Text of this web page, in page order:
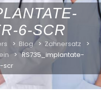
6-SCR
> Blog > Zahnersatz
>
> RS735_implantate-
scr